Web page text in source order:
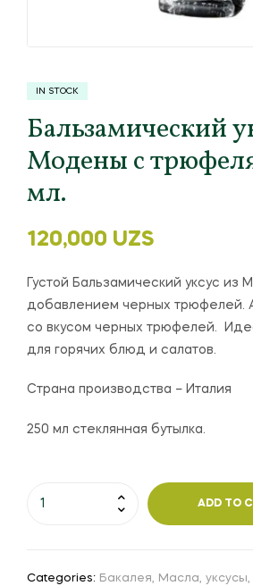
IN STOCK
Бальзамический
Модены с
мл.
120,000 UZS
Густой Бальзамический уксус из
добавлением черных трюфелей.
со вкусом черных трюфелей.
для горячих блюд и салатов.
Страна производства – Италия
250 мл стеклянная бутылка.
ADD TO
Categories: Бакалея, Масла,